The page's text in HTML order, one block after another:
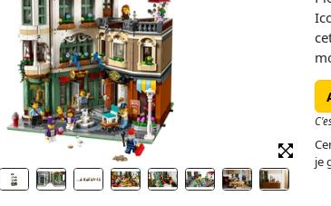
je